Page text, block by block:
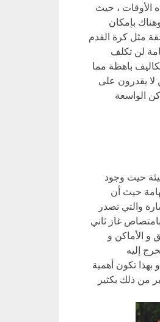
الأوقات ، حيث
بإمكان
مثل كرة القدم
لن تكلف
باهظة مما
يقدرون على
الواسعة
حيث وجود
حيث أن
والتي تصدر
غاز ثاني
و الأماكن و
إليه
تكون أهمية
من ذلك بكثير